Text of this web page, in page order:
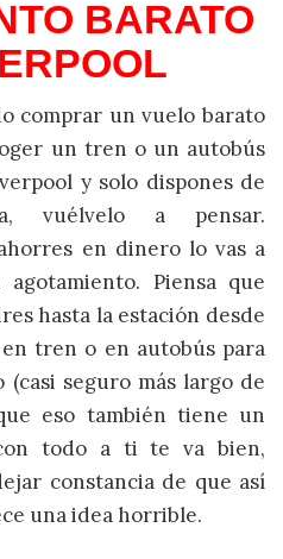
BARATO
comprar un vuelo barato
un tren o un autobús
y solo dispones de
vuélvelo a pensar.
en dinero lo vas a
Piensa que
hasta la estación desde
tren o en autobús para
seguro más largo de
eso también tiene un
todo a ti te va bien,
constancia de que así
una idea horrible.